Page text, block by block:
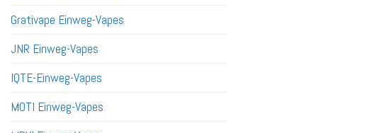
Grativape Einweg-Vapes
JNR Einweg-Vapes
IQTE-Einweg-Vapes
MOTI Einweg-Vapes